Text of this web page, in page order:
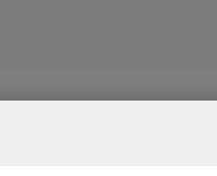
es zu deinem Projekt